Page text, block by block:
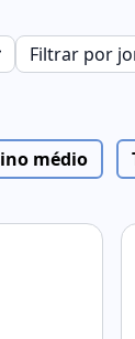
Filtrar por
médio